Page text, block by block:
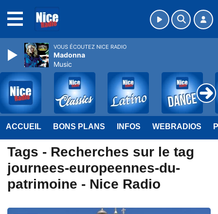
ACCUEIL BONS PLANS INFOS WEBRADIOS
Tags - Recherches sur le tag
journees-europeennes-du-
patrimoine - Nice Radio
VOUS ÉCOUTEZ NICE RADIO
Madonna
Music